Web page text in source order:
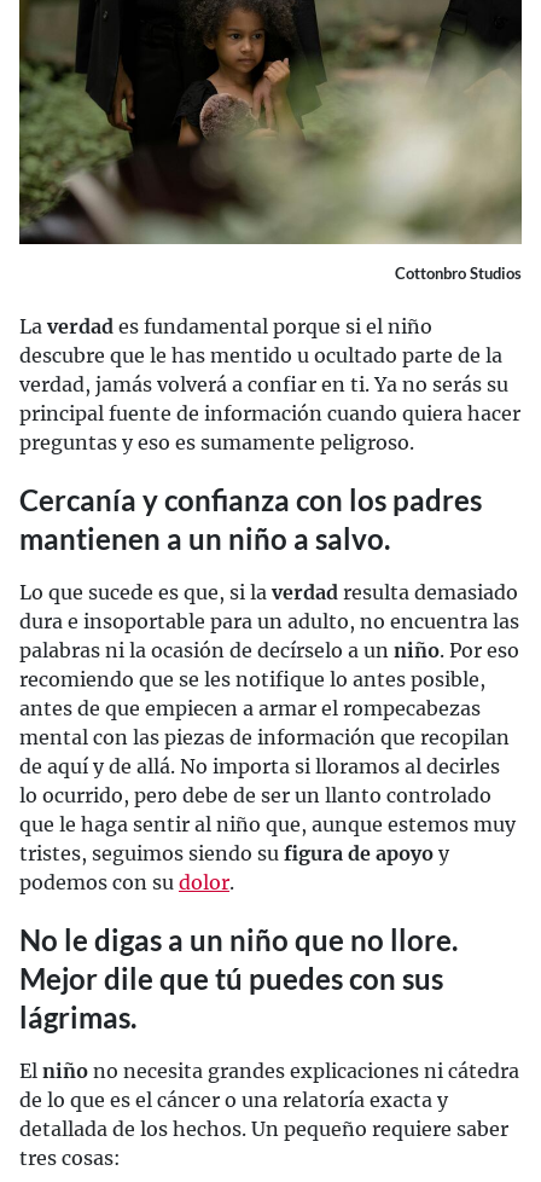
Cottonbro Studios
La verdad es fundamental porque si el niño
descubre que le has mentido u ocultado parte de la
verdad, jamás volverá a confiar en ti. Ya no serás su
principal fuente de información cuando quiera hacer
preguntas y eso es sumamente peligroso.
Cercanía y confianza con los padres
mantienen a un niño a salvo.
Lo que sucede es que, si la verdad resulta demasiado
dura e insoportable para un adulto, no encuentra las
palabras ni la ocasión de decírselo a un niño. Por eso
recomiendo que se les notifique lo antes posible,
antes de que empiecen a armar el rompecabezas
mental con las piezas de información que recopilan
de aquí y de allá. No importa si lloramos al decirles
lo ocurrido, pero debe de ser un llanto controlado
que le haga sentir al niño que, aunque estemos muy
tristes, seguimos siendo su figura de apoyo y
podemos con su dolor.
No le digas a un niño que no llore.
Mejor dile que tú puedes con sus
lágrimas.
El niño no necesita grandes explicaciones ni cátedra
de lo que es el cáncer o una relatoría exacta y
detallada de los hechos. Un pequeño requiere saber
tres cosas: